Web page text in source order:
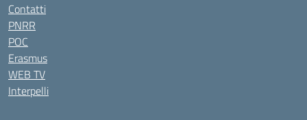
Contatti
PNRR
POC
Erasmus
WEB TV
Interpelli